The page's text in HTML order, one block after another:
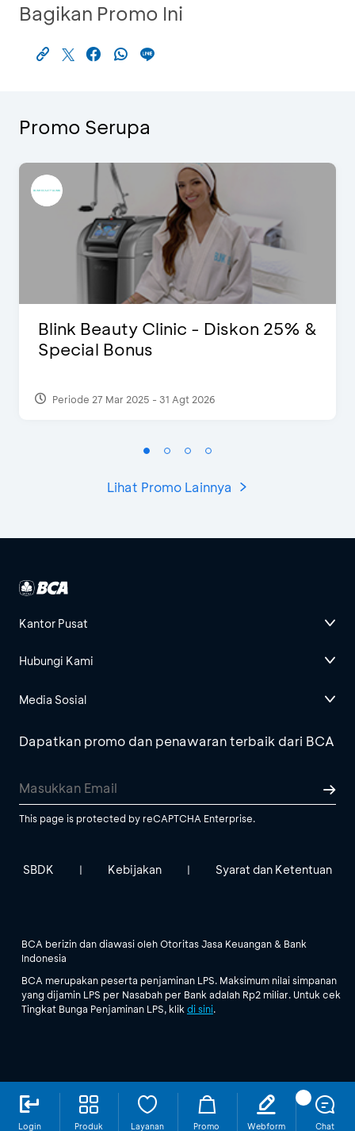
Login Produk Layanan Promo Webform Chat
Bagikan Promo Ini
Promo Serupa
Blink Beauty Clinic - Diskon 25% &
Special Bonus
Periode 27 Mar 2025 - 31 Agt 2026
Lihat Promo Lainnya
Kantor Pusat
Hubungi Kami
Media Sosial
Dapatkan promo dan penawaran terbaik dari BCA
This page is protected by reCAPTCHA Enterprise.
SBDK | Kebijakan | Syarat dan Ketentuan
BCA berizin dan diawasi oleh Otoritas Jasa Keuangan & Bank
Indonesia
BCA merupakan peserta penjaminan LPS. Maksimum nilai simpanan
yang dijamin LPS per Nasabah per Bank adalah Rp2 miliar. Untuk cek
Tingkat Bunga Penjaminan LPS, klik di sini.